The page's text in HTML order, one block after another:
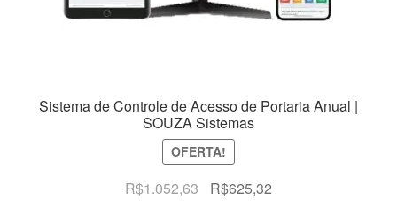
Sistema de Controle de Acesso de Portaria Anual |
SOUZA Sistemas
OFERTA!
R$1.052,63
OR$625,32